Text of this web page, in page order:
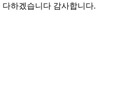
하겠습니다 감사합니다.